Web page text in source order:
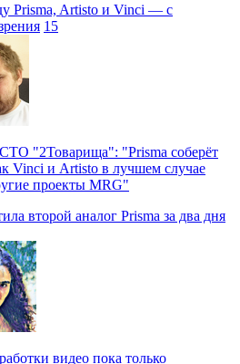
Prisma, Artisto и Vinci — с
15
"2Товарища": "Prisma соберёт
Vinci и Artisto в лучшем случае
проекты MRG"
второй аналог Prisma за два дня
видео пока только